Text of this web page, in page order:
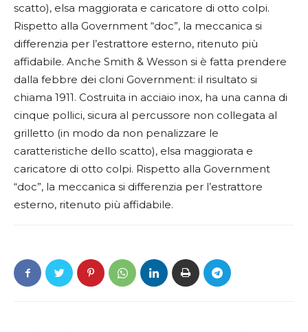
scatto), elsa maggiorata e caricatore di otto colpi.
Rispetto alla Government “doc”, la meccanica si
differenzia per l’estrattore esterno, ritenuto più
affidabile. Anche Smith & Wesson si è fatta prendere
dalla febbre dei cloni Government: il risultato si
chiama 1911. Costruita in acciaio inox, ha una canna di
cinque pollici, sicura al percussore non collegata al
grilletto (in modo da non penalizzare le
caratteristiche dello scatto), elsa maggiorata e
caricatore di otto colpi. Rispetto alla Government
“doc”, la meccanica si differenzia per l’estrattore
esterno, ritenuto più affidabile.